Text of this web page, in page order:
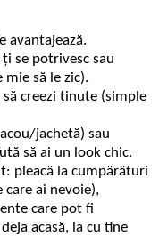
avantajează.
se potrivesc sau
să le zic).
să creezi ținute (simple
jachetă) sau
să ai un look chic.
pleacă la cumpărături
ai nevoie),
care pot fi
acasă, ia cu tine